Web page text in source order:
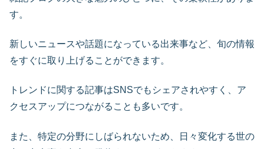
す。
新しいニュースや話題になっている出来事など、旬の情報
をすぐに取り上げることができます。
トレンドに関する記事はSNSでもシェアされやすく、ア
クセスアップにつながることも多いです。
また、特定の分野にしばられないため、日々変化する世の